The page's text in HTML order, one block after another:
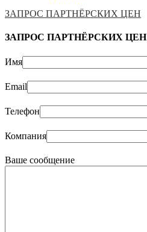
ЗАПРОС ПАРТНЁРСКИХ ЦЕН
ЗАПРОС ПАРТНЁРСКИХ ЦЕН
Имя
Email
Телефон
Компания
Ваше сообщение